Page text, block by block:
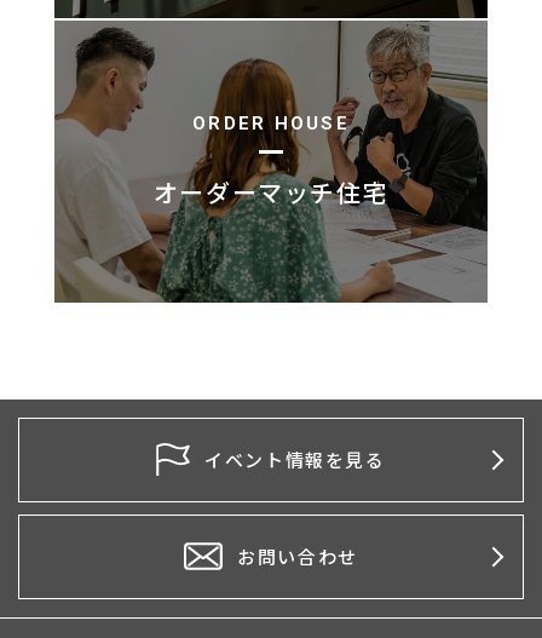
ORDER HOUSE
オーダーマッチ住宅
イベント情報を見る
お問い合わせ